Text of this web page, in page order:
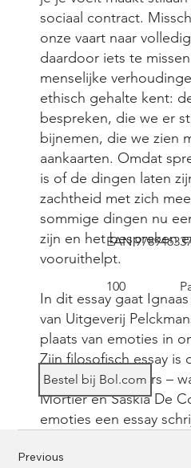
sociaal contract.
onze vaart naar
daardoor iets te
menselijke
ethisch gehalte kent:
bespreken, die we er
bijnemen, die we zien
aankaarten. Omdat
is of de dingen laten
zachtheid met zich
sommige dingen nu
zijn en het bespreken
vooruithelpt.
In dit essay gaat
van Uitgeverij
plaats van emoties in
Zijn filosofisch essay is
reeks van schrijvers –
Mortier en Saskia De
emoties een essay
EAN
100
Bestel bij Bol.com
Previous